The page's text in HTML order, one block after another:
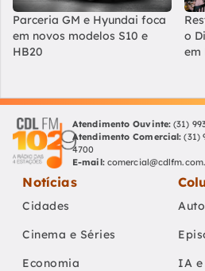
Parceria GM e Hyundai foca
em novos modelos S10 e
HB20
o
em
Atendimento Ouvinte: (31)
Atendimento Comercial: (31)
4700
E-mail:
Notícias
Cidades
Cinema e Séries
Economia
IA e